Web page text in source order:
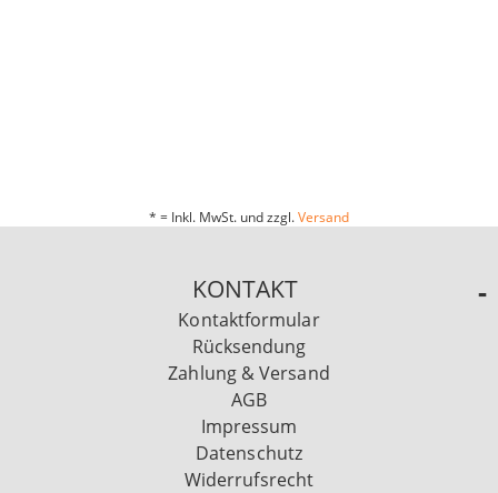
* = Inkl. MwSt. und zzgl.Versand
KONTAKT
Kontaktformular
Rücksendung
Zahlung & Versand
AGB
Impressum
Datenschutz
Widerrufsrecht